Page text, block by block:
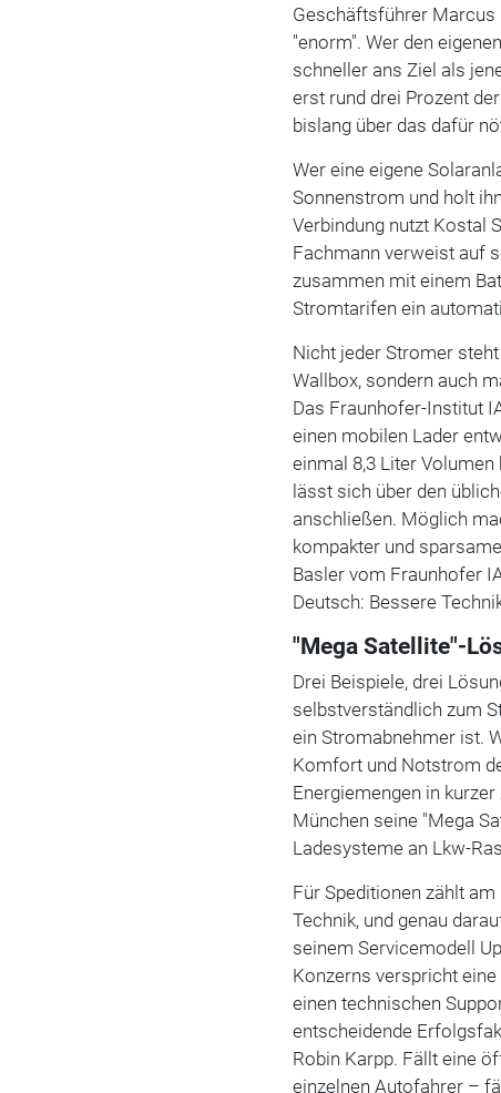
Geschäftsführer Marcus
"enorm". Wer den
schneller ans Ziel als
erst rund drei Prozent
bislang über das dafür
Wer eine eigene
Sonnenstrom und holt
Verbindung nutzt Kostal
Fachmann verweist auf
zusammen mit einem
Stromtarifen ein
Nicht jeder Stromer
Wallbox, sondern auch
Das Fraunhofer-Institut
einen mobilen Lader
einmal 8,3 Liter
lässt sich über den
anschließen. Möglich
kompakter und
Basler vom Fraunhofer
Deutsch: Bessere
"Mega Satellite"-
Drei Beispiele, drei
selbstverständlich zum
ein Stromabnehmer ist.
Komfort und Notstrom
Energiemengen in
München seine "Mega
Ladesysteme an Lkw-
Für Speditionen zählt
Technik, und genau
seinem Servicemodell
Konzerns verspricht
einen technischen
entscheidende
Robin Karpp. Fällt eine
einzelnen Autofahrer –